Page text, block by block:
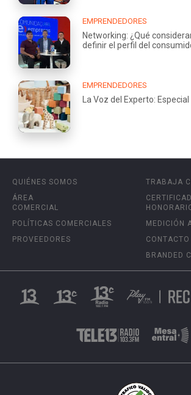
EMPRENDEDORES
Networking: ¿Qué
definir el perfil del
EMPRENDEDORES
La Voz del Experto:
QUIÉNES SOMOS
ÁREA
COMERCIAL
POLÍTICAS COMERCIALES
PROVEEDORES
TRABAJA
MEDICIÓN
CONTACTO
BRANDED